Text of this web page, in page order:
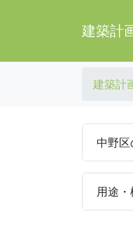
建築計
建築計
中野区
用途